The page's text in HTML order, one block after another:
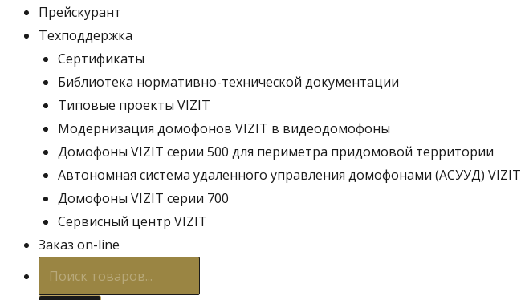
Прейскурант
Техподдержка
Сертификаты
Библиотека нормативно-технической документации
Типовые проекты VIZIT
Модернизация домофонов VIZIT в видеодомофоны
Домофоны VIZIT серии 500 для периметра придомовой территории
Автономная система удаленного управления домофонами (АСУУД) VIZIT
Домофоны VIZIT серии 700
Сервисный центр VIZIT
Заказ on-line
Поиск
товаров